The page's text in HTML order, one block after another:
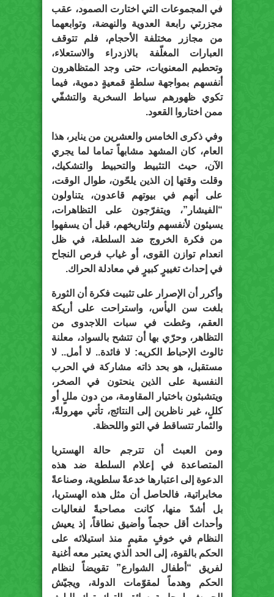
في المجموعات التي اختارت الصمود، عقب
مجزرتي رابعة العدوية والنهضة، وتوابعهما
من مجازر مختلفة الأحجام، فلم تتوقف
العبارات المغلّفة بالازدراء والاستعلاء،
وتحطيم المعنويات، حتى وجد المتظاهرون
أنفسهم بمواجهة سلطةٍ قمعيةٍ دموية، فيما
تكوي ظهورهم سياط السخرية والتشفّي
ممن اختاروا القعود.
وفي ذكرى الخامس والعشرين من يناير، هذا
العام، كان المشهد مشابهاً تماما لما يجري
الآن، حيث التثبيط والتحبيط والتشكيك،
وقلت وقتها إن الذين يلحّون، طوال الوقت،
على أنهم في بيوتهم قاعدون، يتناولون
“الفيشار”، ويتفرّجون على التظاهرات،
يسيئون لأنفسهم ولتاريخهم، قبل أن يسفهوا
من فكرة الخروج ضد السلطة، في ظل
انعدام توازن القوى، أو غياب فرص النجاح
في إحداث تغييرٍ كبيرٍ في معادلة الحراك.
وأكرر أن الإصرار على تثبيت فكرة أن الثورة
بلغت سن اليأس، واستراحت على أريكة
العقم، وغطت في سبات اللاجدوى من
التظاهر، وحرّي بها أن تتشح بالسواد، معلنة
ثالوث الإحباط الكريه: لا فائدة.. لا أمل.. لا
مستقبل، هو بحد ذاته مشاركة في الحرب
النفسية على الذين ينحتون في الصخر،
ويتشبثون باختيار المقاومة، من دون مللٍ أو
كللٍ، غير ناظرين إلى النتائج، تأتي مهرولةً،
والثمار تتساقط في التو واللحظة.
ومن العبث أن تترجم حالة الهستريا
المتصاعدة في إعلام السلطة ضد هذه
الدعوة إلى اعتبارها خدعةً سلطوية، وصناعةً
مخابراتية، فالحاصل أن مثل هذه الهستريا،
بل أشدّ منها، كانت مصاحبةً لفعاليات
وأحداث أقل حجماً وأضيق نطاقاً، إذ يعيش
النظام في خوفٍ مقيمٍ منذ استيلائه على
الحكم بالقوة، إلى الحد الذي يعتبر معه أغنية
لفريق “أطفال الشوارع” تقويضاً لنظام
الحكم وهدماً لمقوّمات الدولة، ويجيّش